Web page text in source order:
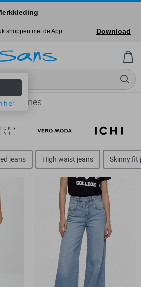
hier- Dames
jeans High waist jeans Skinny fit
shoppen met de App.
Download